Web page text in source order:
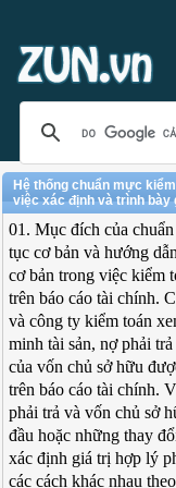
Hệ thống chuẩn mực
việc xác định và trình bày
01. Mục đích của
tục cơ bản và hướng
cơ bản trong việc kiểm
trên báo cáo tài chính.
và công ty kiểm toán
minh tài sản, nợ phải
của vốn chủ sở hữu
trên báo cáo tài chính.
phải trả và vốn chủ sở
đầu hoặc những thay
xác định giá trị hợp lý
các cách khác nhau